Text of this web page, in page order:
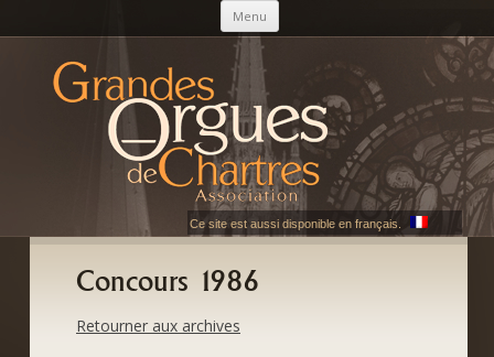
Menu Skip to content
AGOC
Les Grandes Orgues de Chartres
Ce site est aussi disponible en français.
Concours 1986
Retourner aux archives